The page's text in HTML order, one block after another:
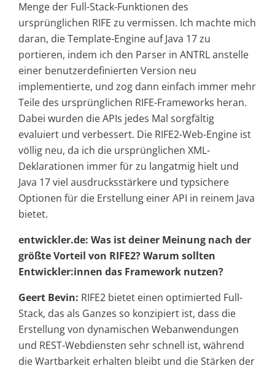
Menge der Full-Stack-Funktionen des
ursprünglichen RIFE zu vermissen. Ich machte mich
daran, die Template-Engine auf Java 17 zu
portieren, indem ich den Parser in ANTRL anstelle
einer benutzerdefinierten Version neu
implementierte, und zog dann einfach immer mehr
Teile des ursprünglichen RIFE-Frameworks heran.
Dabei wurden die APIs jedes Mal sorgfältig
evaluiert und verbessert. Die RIFE2-Web-Engine ist
völlig neu, da ich die ursprünglichen XML-
Deklarationen immer für zu langatmig hielt und
Java 17 viel ausdrucksstärkere und typsichere
Optionen für die Erstellung einer API in reinem Java
bietet.
entwickler.de: Was ist deiner Meinung nach der
größte Vorteil von RIFE2? Warum sollten
Entwickler:innen das Framework nutzen?
Geert Bevin: RIFE2 bietet einen optimierted Full-
Stack, das als Ganzes so konzipiert ist, dass die
Erstellung von dynamischen Webanwendungen
und REST-Webdiensten sehr schnell ist, während
die Wartbarkeit erhalten bleibt und die Stärken der